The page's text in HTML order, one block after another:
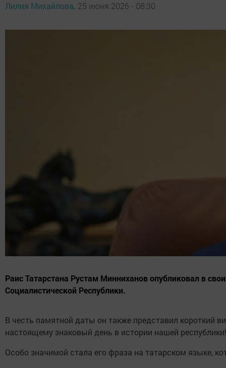
Лилия Михайлова, 25 июня 2026 - 08:30
Раис Татарстана Рустам Минниханов опубликовал в
Социалистической Республики.
В честь памятной даты он также представил короткий
настоящему знаковый день в истории нашей
Особо значимой стала его фраза на татарском языке,